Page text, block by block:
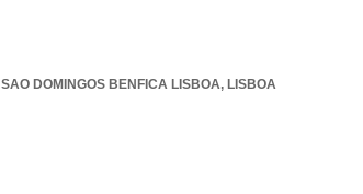
SAO DOMINGOS BENFICA LISBOA, LISBOA